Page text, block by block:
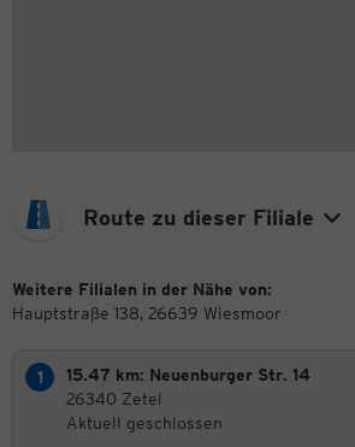
Route zu dieser Filiale
Weitere Filialen in der Nähe von:
Hauptstraße 138, 26639 Wiesmoor
15.47 km: Neuenburger Str. 14
26340 Zetel
Aktuell geschlossen